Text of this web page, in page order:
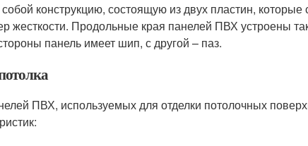
конструкцию, состоящую из двух пластин, которые
жесткости. Продольные края панелей ПВХ устроены
панель имеет шип, с другой – паз.
ПВХ, используемых для отделки потолочных